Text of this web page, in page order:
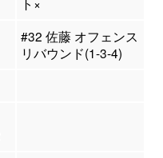
#32 佐藤 オフェンス
リバウンド(1-3-4)